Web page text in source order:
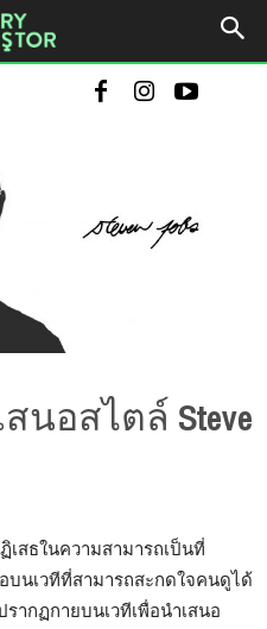
นอสไตล์ Steve
เสธในความสามารถเป็นที่
บนเวทีที่สามารถสะกดใจคนดูได้
ากฏกายบนเวทีเพื่อนำเสนอ